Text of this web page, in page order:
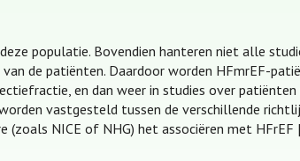
populatie. Bovendien hanteren niet alle
de patiënten. Daardoor worden HFmrEF-
en dan weer in studies over
vastgesteld tussen de verschillende
(zoals NICE of NHG) het associëren met HFrEF